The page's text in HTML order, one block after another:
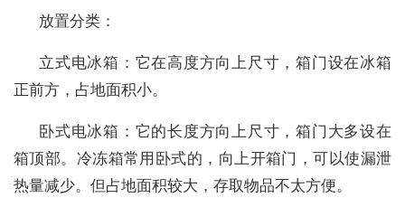
放置分类：
立式电冰箱：它在高度方向上尺寸，箱门设在冰箱
正前方，占地面积小。
卧式电冰箱：它的长度方向上尺寸，箱门大多设在
箱顶部。冷冻箱常用卧式的，向上开箱门，可以使漏泄
热量减少。但占地面积较大，存取物品不太方便。